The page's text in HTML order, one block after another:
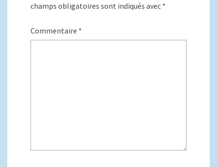
champs obligatoires sont indiqués avec *
Commentaire *